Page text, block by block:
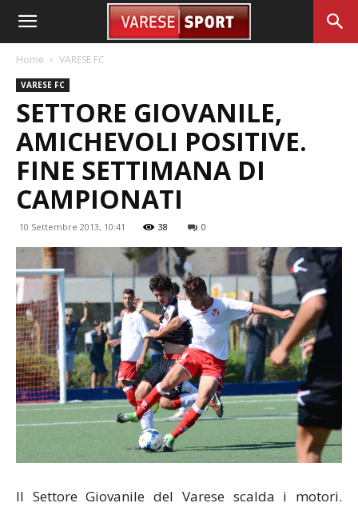
Home VARESE FC
VARESE FC
SETTORE GIOVANILE,
AMICHEVOLI POSITIVE.
FINE SETTIMANA DI
CAMPIONATI
10 Settembre 2013, 10:41 38 0
Il Settore Giovanile del Varese scalda i motori.